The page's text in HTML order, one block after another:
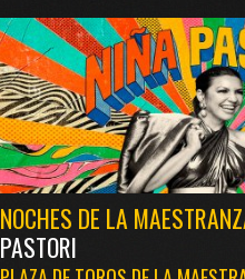
NOCHES DE LA
PASTORI